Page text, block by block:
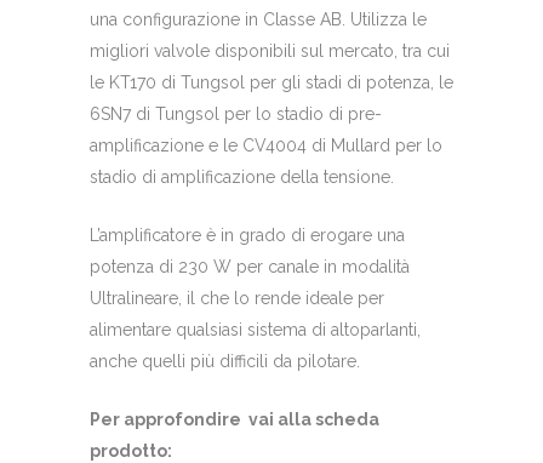
una configurazione in Classe AB. Utilizza le
migliori valvole disponibili sul mercato, tra cui
le KT170 di Tungsol per gli stadi di potenza, le
6SN7 di Tungsol per lo stadio di pre-
amplificazione e le CV4004 di Mullard per lo
stadio di amplificazione della tensione.
L’amplificatore è in grado di erogare una
potenza di 230 W per canale in modalità
Ultralineare, il che lo rende ideale per
alimentare qualsiasi sistema di altoparlanti,
anche quelli più difficili da pilotare.
Per approfondire vai alla scheda
prodotto: